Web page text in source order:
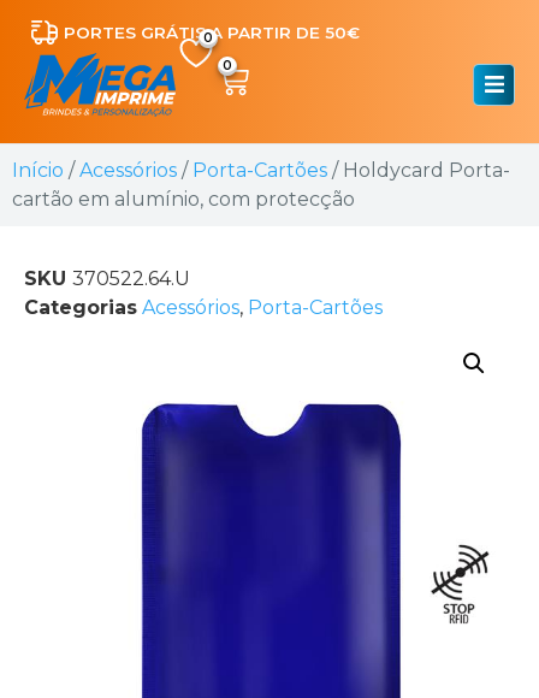
PORTES GRÁTIS A PARTIR DE 50€
0
Início /Acessórios / Porta-Cartões / Holdycard Porta-
cartão em alumínio, com protecção
SKU 370522.64.U
Categorias Acessórios, Porta-Cartões